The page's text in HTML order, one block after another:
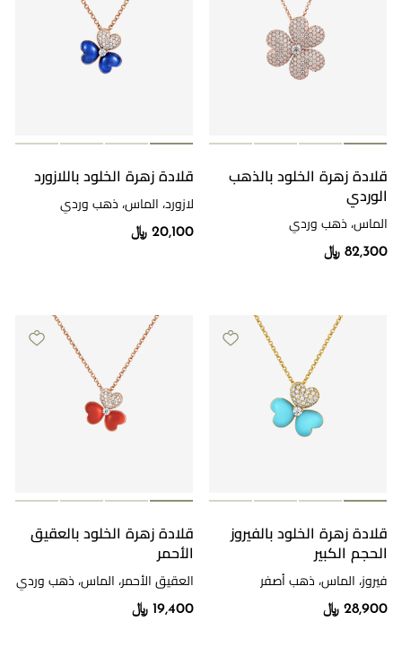
قلادة زهرة الخلود بالذهب
الوردي
الماس، ذهب وردي
82,300 ﷼
قلادة زهرة الخلود باللازورد
لازورد، الماس، ذهب وردي
20,100 ﷼
قلادة زهرة الخلود بالفيروز
الحجم الكبير
فيروز، الماس، ذهب أصفر
28,900 ﷼
قلادة زهرة الخلود بالعقيق
الأحمر
العقيق الأحمر، الماس، ذهب وردي
19,400 ﷼